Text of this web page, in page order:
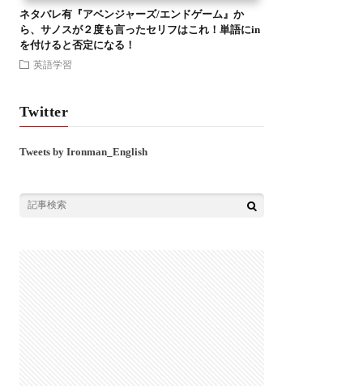
ネタバレ有『アベンジャーズ/エンドゲーム』か
ら、サノスが２度も言ったセリフはこれ！単語にin
を付けると否定になる！
英語学習
Twitter
Tweets by Ironman_English